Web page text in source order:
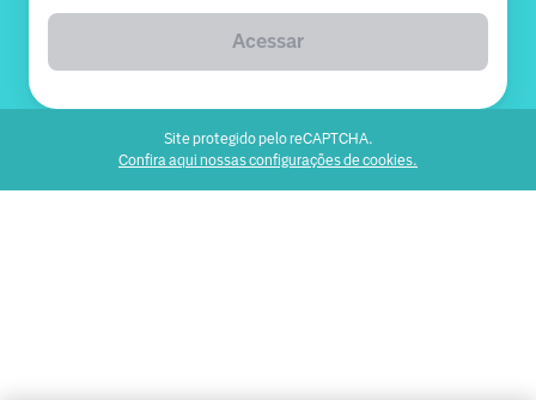
Acessar
Site protegido pelo reCAPTCHA.
Confira aqui nossas configurações de cookies.